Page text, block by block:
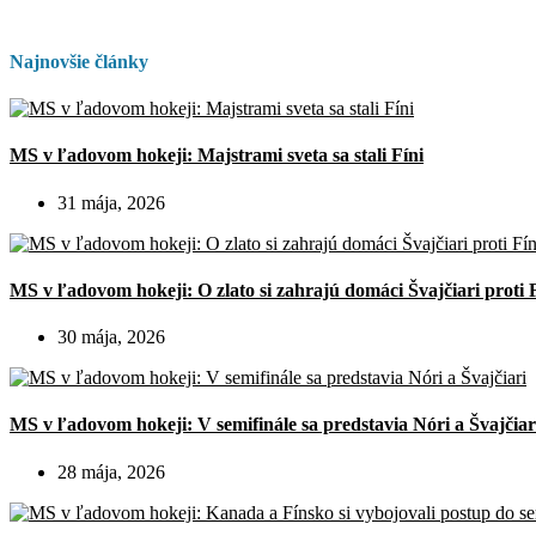
Najnovšie články
MS v ľadovom hokeji: Majstrami sveta sa stali Fíni
31 mája, 2026
MS v ľadovom hokeji: O zlato si zahrajú domáci Švajčiari proti
30 mája, 2026
MS v ľadovom hokeji: V semifinále sa predstavia Nóri a
28 mája, 2026